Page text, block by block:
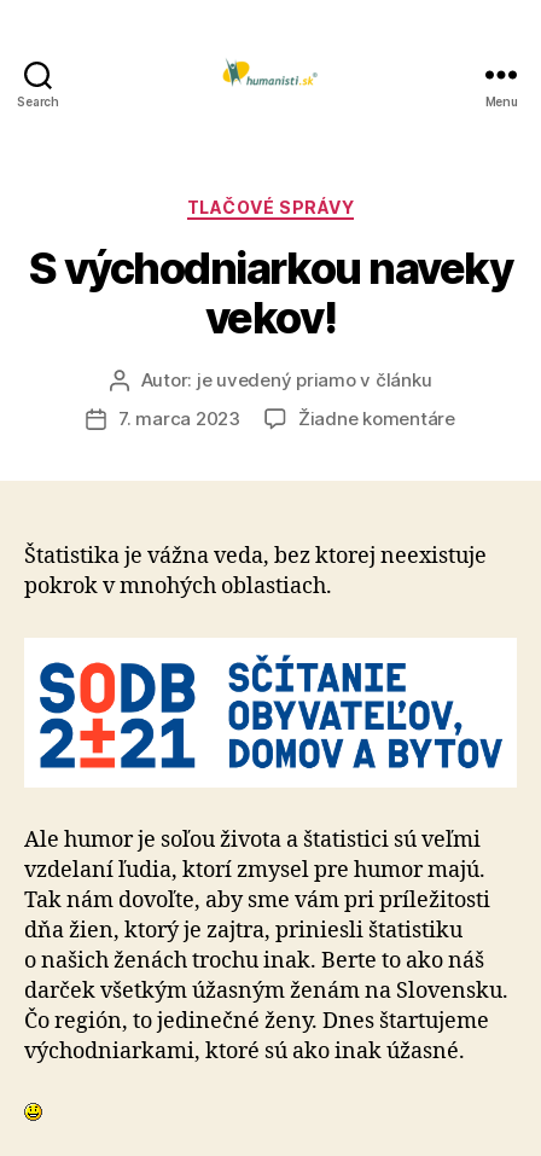
Search Menu
Kategórie
TLAČOVÉ SPRÁVY
S východniarkou naveky
vekov!
Autor
článku
Autor: je uvedený priamo v článku
Dátum
7. marca 2023 Žiadne komentárena
Štatistika je vážna veda, bez ktorej neexistuje
pokrok v mnohých oblastiach.
Ale humor je soľou života a štatistici sú veľmi
vzdelaní ľudia, ktorí zmysel pre humor majú.
Tak nám dovoľte, aby sme vám pri príležitosti
dňa žien, ktorý je zajtra, priniesli štatistiku
o našich ženách trochu inak. Berte to ako náš
darček všetkým úžasným ženám na Slovensku.
Čo región, to jedinečné ženy. Dnes štartujeme
východniarkami, ktoré sú ako inak úžasné.